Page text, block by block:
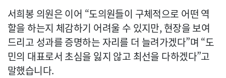
서희봉 의원은 이어 “도의원들이 구체적으로 어떤 역
할을 하는지 체감하기 어려울 수 있지만, 현장을 보여
드리고 성과를 증명하는 자리를 더 늘려가겠다”며 “도
민의 대표로서 초심을 잃지 않고 최선을 다하겠다”고
말했습니다.